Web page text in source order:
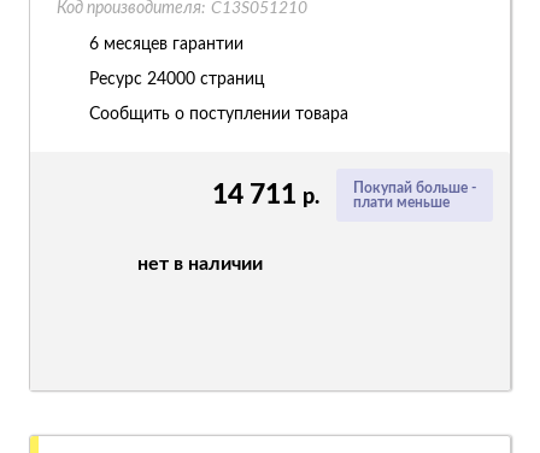
Покупай больше -
плати меньше
14 711 р.
нет в наличии
Код производителя: C13S051210
6 месяцев гарантии
Ресурс 24000 страниц
Сообщить о поступлении товара